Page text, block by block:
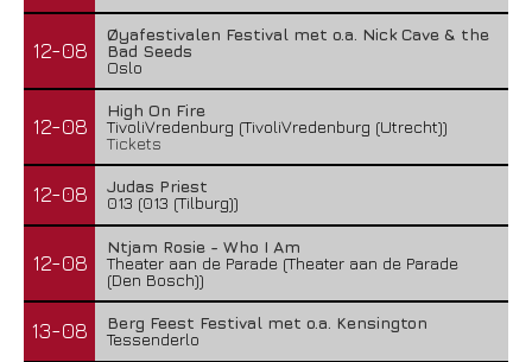
12-08
Øyafestivalen Festival met o.a. Nick Cave & the
Bad Seeds
Oslo
12-08
High On Fire
TivoliVredenburg (TivoliVredenburg (Utrecht))
Tickets
12-08
Judas Priest
013 (013 (Tilburg))
12-08
Ntjam Rosie - Who I Am
Theater aan de Parade (Theater aan de Parade
(Den Bosch))
13-08
Berg Feest Festival met o.a. Kensington
Tessenderlo